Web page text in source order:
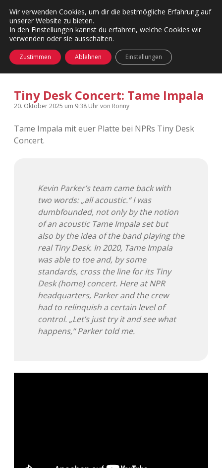
Kategorien
Menü
24 Hours Chilling
Die Wende
Doku
Nur mal so
Täglicher Sinnwahn
Visuelles
Wandnotizen
KFMW-Disco
Dates
Instagrams
Adventskalender 2011
Adventskalender 2012
Adventskalender 2013
Adventskalender 2014
Adventskalender 2015
Adventskalender 2016
Adventskalender 2017
öffnen
Tiny Desk Concert: Tame Impala
20. Oktober 2025 um 9:38 Uhrvon Ronny
Tame Impala mit euer Platte bei NPRs Tiny Desk
Concert.
Kevin Parker’s team came back with
two words: „all acoustic.“ I was
dumbfounded, not only by the notion
of an acoustic Tame Impala set but
also by the idea of the band playing the
real Tiny Desk. In 2020, Tame Impala
was able to toe and, by some
standards, cross the line for its Tiny
Desk (home) concert. Here at NPR
headquarters, Parker and the crew
had to relinquish a certain level of
control. „Let’s just try it and see what
happens,“ Parker told me.
Wir verwenden Cookies, um dir die bestmögliche Erfahrung auf
unserer Website zu bieten.
In den Einstellungen kannst du erfahren, welche Cookies wir
verwenden oder sie ausschalten.
Zustimmen Ablehnen Einstellungen